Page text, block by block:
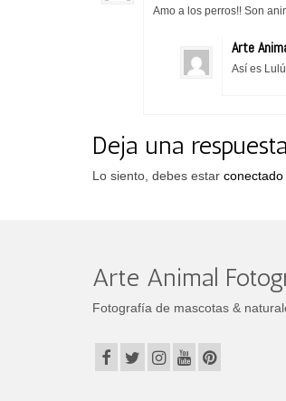
Amo a los perros!! Son
Arte
Así es
Deja una respuesta
Lo siento, debes estar conectado
Arte Animal
Fotografía de mascotas &